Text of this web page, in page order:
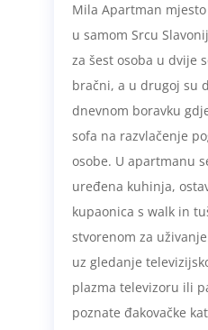
Mila Apartman
u samom Srcu
za šest osoba u dvije
bračni, a u drugoj su
dnevnom boravku
sofa na razvlačenje
osobe. U apartmanu
uređena kuhinja,
kupaonica s walk in
stvorenom za
uz gledanje
plazma televizoru ili
poznate đakovačke